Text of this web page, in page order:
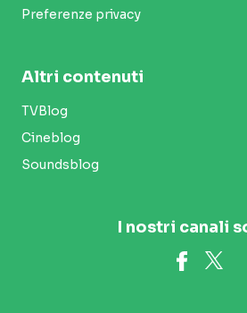
Preferenze privacy
Altri contenuti
TVBlog
Cineblog
Soundsblog
I nostri canali